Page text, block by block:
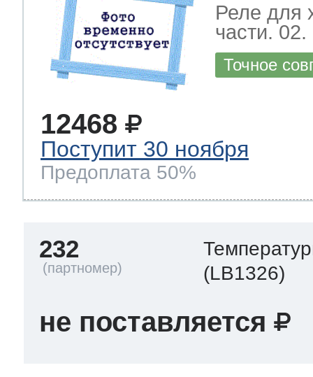
Реле для
части. 02.
Точное
12468
Поступит 30 ноября
Предоплата 50%
232
(LB1326)
не поставляется